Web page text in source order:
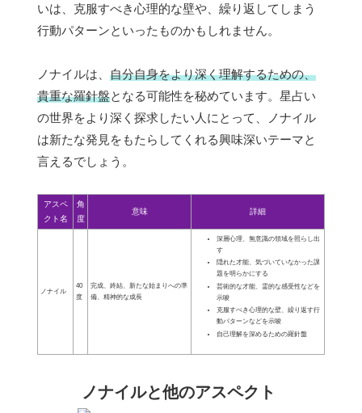
いは、克服すべき心理的な壁や、繰り返してしまう
行動パターンといったものかもしれません。
ノナイルは、 自分自身をより深く理解するための、
貴重な羅針盤となる可能性を秘めています。星占い
の世界をより深く探求したい人にとって、ノナイル
は新たな発見をもたらしてくれる興味深いテーマと
言えるでしょう。
アスペ
クト名
角
度
意味 詳細
ノナイル
40
度
完成、終結、新たな始まりへの準
備、精神的な成長
深層心理、無意識の領域を照らし出
す
隠れた才能、気づいていなかった課
題を明らかにする
芸術的な才能、霊的な感受性などを
示唆
克服すべき心理的な壁、繰り返す行
動パターンなどを示唆
自己理解を深めるための羅針盤
ノナイルと他のアスペクト